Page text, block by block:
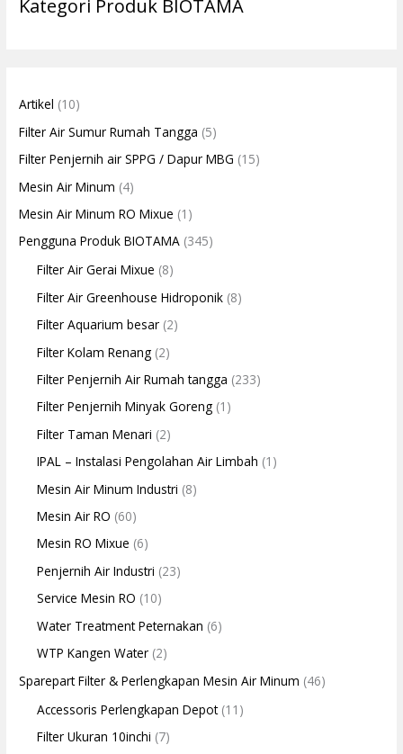
Kategori Produk BIOTAMA
Artikel (10)
Filter Air Sumur Rumah Tangga (5)
Filter Penjernih air SPPG / Dapur MBG (15)
Mesin Air Minum (4)
Mesin Air Minum RO Mixue (1)
Pengguna Produk BIOTAMA (345)
Filter Air Gerai Mixue (8)
Filter Air Greenhouse Hidroponik (8)
Filter Aquarium besar (2)
Filter Kolam Renang (2)
Filter Penjernih Air Rumah tangga (233)
Filter Penjernih Minyak Goreng (1)
Filter Taman Menari (2)
IPAL – Instalasi Pengolahan Air Limbah (1)
Mesin Air Minum Industri (8)
Mesin Air RO (60)
Mesin RO Mixue (6)
Penjernih Air Industri (23)
Service Mesin RO (10)
Water Treatment Peternakan (6)
WTP Kangen Water (2)
Sparepart Filter & Perlengkapan Mesin Air Minum (46)
Accessoris Perlengkapan Depot(11)
Filter Ukuran 10inchi (7)